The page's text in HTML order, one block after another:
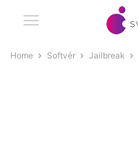
Home Softvér Jailbreak